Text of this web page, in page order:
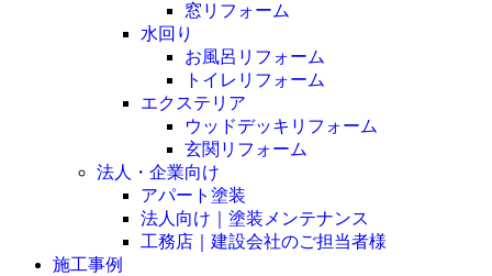
窓リフォーム
水回り
お風呂リフォーム
トイレリフォーム
エクステリア
ウッドデッキリフォーム
玄関リフォーム
法人・企業向け
アパート塗装
法人向け｜塗装メンテナンス
工務店｜建設会社のご担当者様
施工事例